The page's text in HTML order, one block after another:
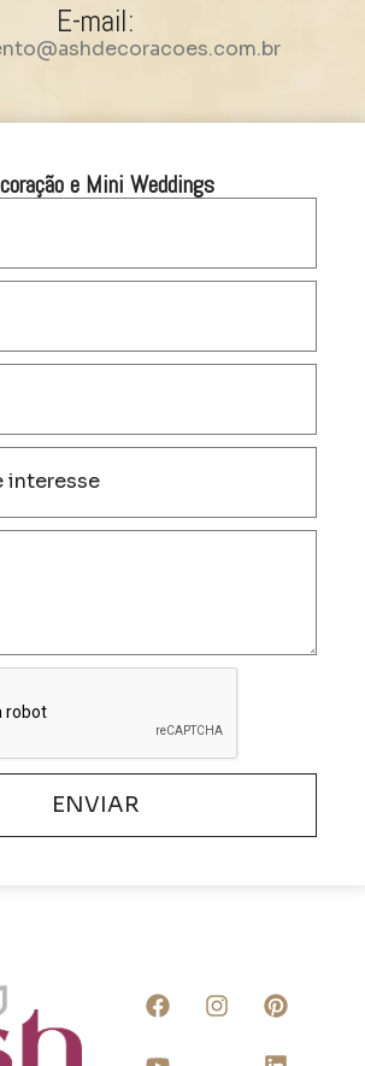
E-mail:
e Mini Weddings
ENVIAR